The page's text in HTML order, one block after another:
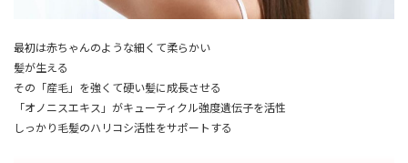
最初は赤ちゃんのような細くて柔らかい
髪が生える
その「産毛」を強くて硬い髪に成長させる
「オノニスエキス」がキューティクル強度遺伝子を活性
しっかり毛髪のハリコシ活性をサポートする